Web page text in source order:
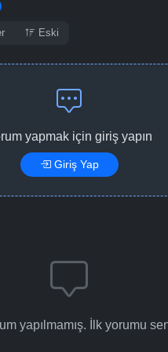
Eski
yapmak için giriş yapın
Giriş Yap
yapılmamış. İlk yorumu